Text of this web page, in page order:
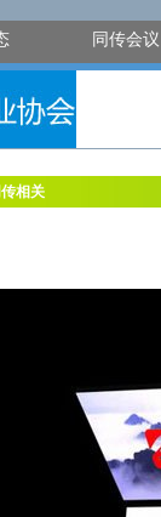
同传会议
传相关